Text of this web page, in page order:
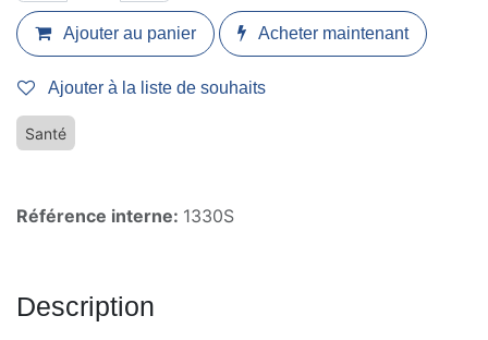
Ajouter au panier Acheter maintenant
Ajouter à la liste de souhaits
Santé
Référence interne: 1330S
Description